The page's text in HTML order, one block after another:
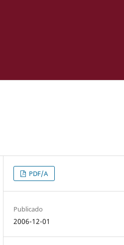
PDF/A
Publicado
2006-12-01